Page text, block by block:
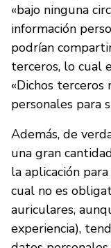
«bajo ninguna
información
podrían
terceros, lo cual
«Dichos
personales para
Además, de
una gran
la aplicación
cual no es
auriculares,
experiencia),